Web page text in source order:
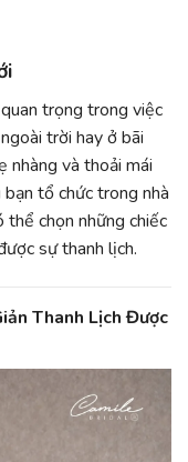
trọng trong việc
trời hay ở bãi
nhàng và thoải mái
tổ chức trong nhà
thể chọn những chiếc
sự thanh lịch.
Thanh Lịch Được